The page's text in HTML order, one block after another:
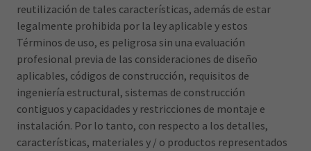
reutilización de tales características, además de estar
legalmente prohibida por la ley aplicable y estos
Términos de uso, es peligrosa sin una evaluación
profesional previa de las consideraciones de diseño
aplicables, códigos de construcción, requisitos de
ingeniería estructural, sistemas de construcción
contiguos y capacidades y restricciones de montaje e
instalación. Por lo tanto, con respecto a los detalles,
características, materiales y / o productos representados